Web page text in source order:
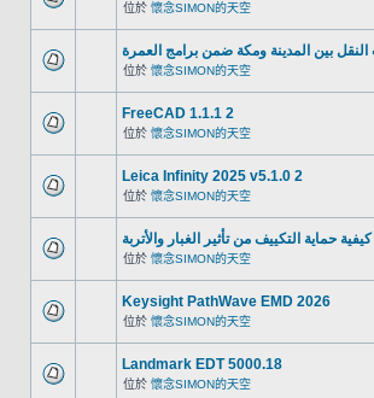
位於 懷念SIMON的天空
بين المدينة ومكة ضمن برامج العمرة
位於 懷念SIMON的天空
FreeCAD 1.1.1 2
位於 懷念SIMON的天空
Leica Infinity 2025 v5.1.0 2
位於 懷念SIMON的天空
كيفية حماية التكييف من تأثير الغبار والأتربة
位於 懷念SIMON的天空
Keysight PathWave EMD 2026
位於 懷念SIMON的天空
Landmark EDT 5000.18
位於 懷念SIMON的天空